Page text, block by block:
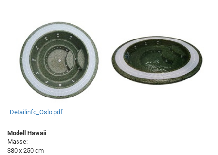
Detailinfo_Oslo.pdf
Modell Hawaii
Masse:
380 x 250 cm